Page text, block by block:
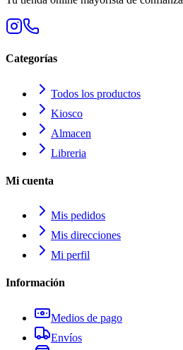
Categorías
Todos los productos
Kiosco
Almacen
Libreria
Mi cuenta
Mis pedidos
Mis direcciones
Mi perfil
Información
Medios de pago
Envíos